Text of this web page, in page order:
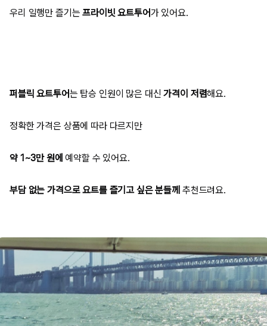
우리 일행만 즐기는프라이빗 요트투어가 있어요.
퍼블릭 요트투어는 탑승 인원이 많은 대신 가격이 저렴해요.
정확한 가격은 상품에 따라 다르지만
약 1~3만 원에 예약할 수 있어요.
부담 없는 가격으로 요트를 즐기고 싶은 분들께 추천드려요.